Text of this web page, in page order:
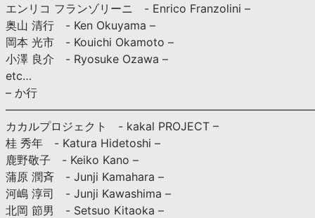
エンリコ フランゾリーニ - Enrico Franzolini –
奥山 清行 - Ken Okuyama –
岡本 光市 - Kouichi Okamoto –
小澤 良介 - Ryosuke Ozawa –
etc…
– か行
カカルプロジェクト - kakal PROJECT –
桂 秀年 - Katura Hidetoshi –
鹿野敬子 - Keiko Kano –
蒲原 潤斉 - Junji Kamahara –
河嶋 淳司 - Junji Kawashima –
北岡 節男 - Setsuo Kitaoka –